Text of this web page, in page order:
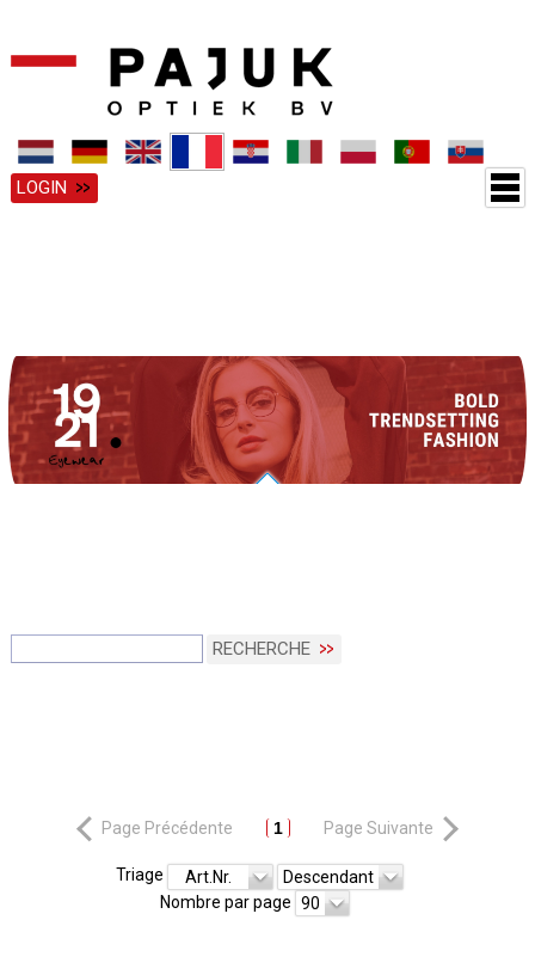
LOGIN
RECHERCHE
Page Précédente 1 Page Suivante
Triage Art.Nr.
Descendant
Nombre par page 90